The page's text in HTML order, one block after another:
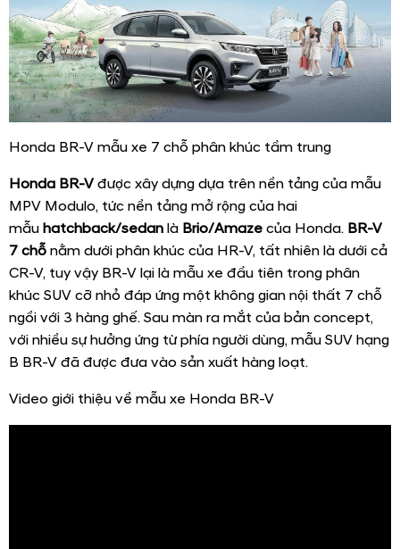
Honda BR-V mẫu xe 7 chỗ phân khúc tầm trung
Honda BR-V được xây dựng dựa trên nền tảng của mẫu
MPV Modulo, tức nền tảng mở rộng của hai
mẫu hatchback/sedan là Brio/Amaze của Honda. BR-V
7 chỗ nằm dưới phân khúc của HR-V, tất nhiên là dưới cả
CR-V, tuy vậy BR-V lại là mẫu xe đầu tiên trong phân
khúc SUV cỡ nhỏ đáp ứng một không gian nội thất 7 chỗ
ngồi với 3 hàng ghế. Sau màn ra mắt của bản concept,
với nhiều sự hưởng ứng từ phía người dùng, mẫu SUV hạng
B BR-V đã được đưa vào sản xuất hàng loạt.
Video giới thiệu về mẫu xe Honda BR-V